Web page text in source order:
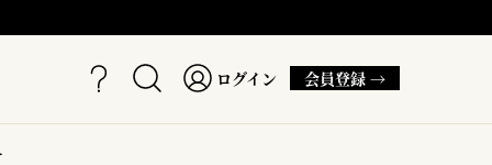
ログイン 会員登録 →